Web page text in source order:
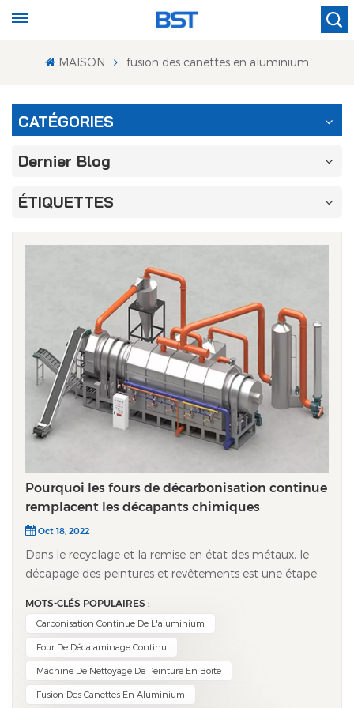
MAISON fusion des canettes en aluminium
CATÉGORIES
Dernier Blog
ÉTIQUETTES
Pourquoi les fours de décarbonisation continue
remplacent les décapants chimiques
Oct 18, 2022
Dans le recyclage et la remise en état des métaux, le
décapage des peintures et revêtements est une étape
chimiques ont été la solution privilégiée. Aujourd'hui,
cependant, les fours de décapage en continu
s'imposent rapidement comme la solution de choix,
offrant un excellent compromis entre efficacité,
sécurité et durabilité. Alors, qu'est-ce qui rend cette
MOTS-CLÉS POPULAIRES :
Carbonisation Continue De L'aluminium
Four De Décalaminage Continu
Machine De Nettoyage De Peinture En Boîte
Fusion Des Canettes En Aluminium